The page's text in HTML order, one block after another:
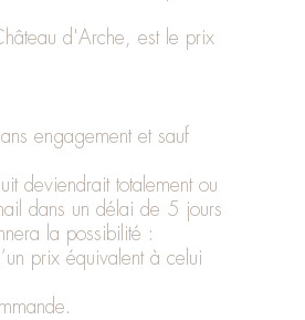
d'Arche, est le prix
engagement et sauf
deviendrait totalement ou
dans un délai de 5 jours
la possibilité :
prix équivalent à celui